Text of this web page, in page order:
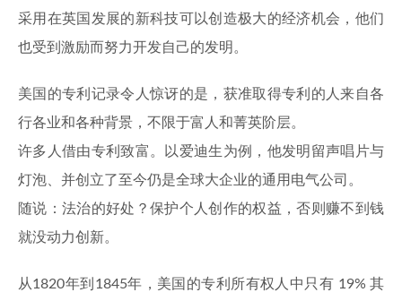
采用在英国发展的新科技可以创造极大的经济机会，他们
也受到激励而努力开发自己的发明。
美国的专利记录令人惊讶的是，获准取得专利的人来自各
行各业和各种背景，不限于富人和菁英阶层。
许多人借由专利致富。以爱迪生为例，他发明留声唱片与
灯泡、并创立了至今仍是全球大企业的通用电气公司。
随说：法治的好处？保护个人创作的权益，否则赚不到钱
就没动力创新。
从1820年到1845年，美国的专利所有权人中只有 19% 其